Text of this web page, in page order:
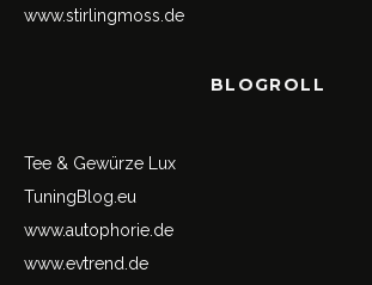
www.stirlingmoss.de
BLOGROLL
Tee & Gewürze Lux
TuningBlog.eu
www.autophorie.de
www.evtrend.de